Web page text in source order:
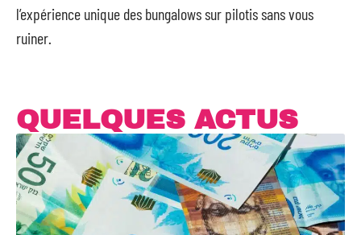
l’expérience unique des bungalows sur pilotis sans vous
ruiner.
QUELQUES ACTUS